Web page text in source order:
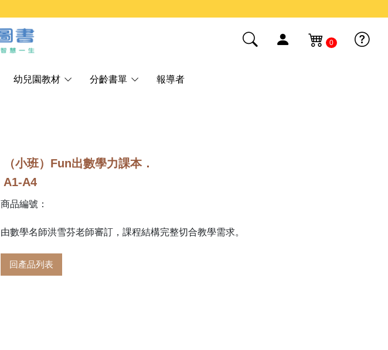
0
幼兒園教材 分齡書單 報導者
（小班）Fun出數學力課本．
A1-A4
商品編號：
由數學名師洪雪芬老師審訂，課程結構完整切合教學需求。
回產品列表